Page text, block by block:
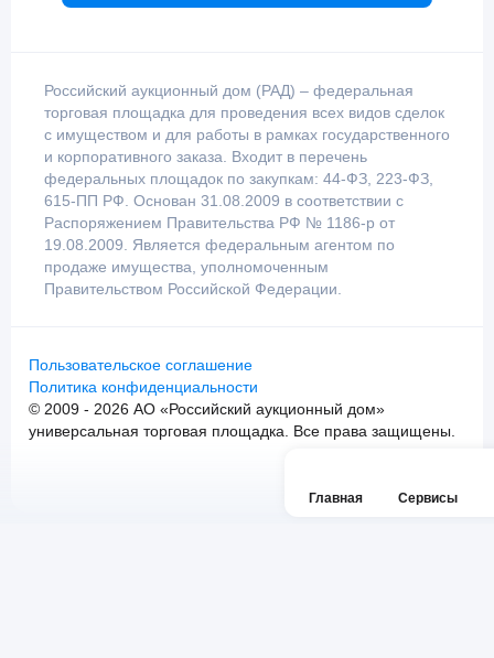
Главная Сервисы
Российский аукционный дом (РАД) – федеральная
торговая площадка для проведения всех видов сделок
с имуществом и для работы в рамках государственного
и корпоративного заказа. Входит в перечень
федеральных площадок по закупкам: 44-ФЗ, 223-ФЗ,
615-ПП РФ. Основан 31.08.2009 в соответствии с
Распоряжением Правительства РФ № 1186-р от
19.08.2009. Является федеральным агентом по
продаже имущества, уполномоченным
Правительством Российской Федерации.
Пользовательское соглашение
Политика конфиденциальности
© 2009 - 2026 АО «Российский аукционный дом»
универсальная торговая площадка. Все права защищены.